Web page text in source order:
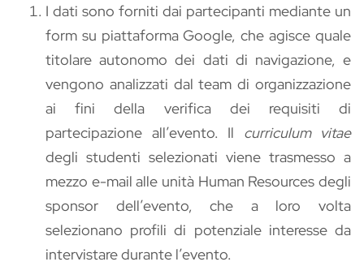
I dati sono forniti dai partecipanti mediante un
form su piattaforma Google, che agisce quale
titolare autonomo dei dati di navigazione, e
vengono analizzati dal team di organizzazione
ai fini della verifica dei requisiti di
partecipazione all’evento. Il curriculum vitae
degli studenti selezionati viene trasmesso a
mezzo e-mail alle unità Human Resources degli
sponsor dell’evento, che a loro volta
selezionano profili di potenziale interesse da
intervistare durante l’evento.